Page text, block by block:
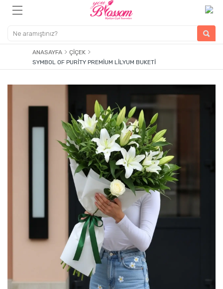
ANASAYFA
ÇIÇEK
SYMBOL OF PURITY PREMIUM LILYUM BUKETI